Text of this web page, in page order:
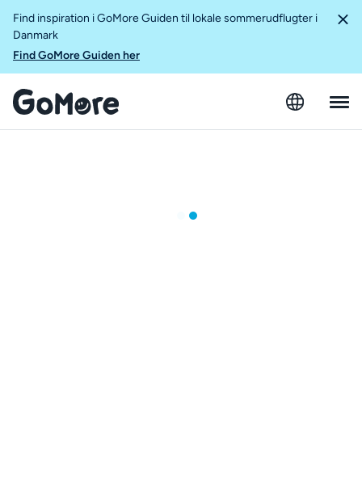
Find inspiration i GoMore Guiden til lokale sommerudflugter i
Danmark
Find GoMore Guiden her